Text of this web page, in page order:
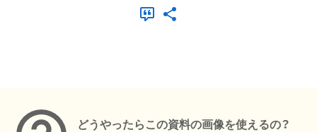
どうやったらこの資料の画像を使えるの？